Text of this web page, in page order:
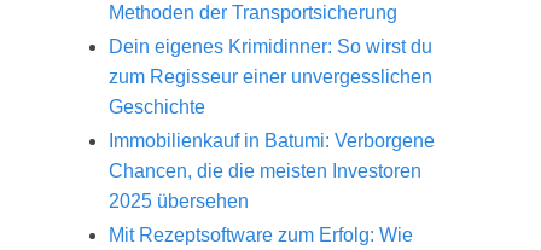
Methoden der Transportsicherung
Dein eigenes Krimidinner: So wirst du
zum Regisseur einer unvergesslichen
Geschichte
Immobilienkauf in Batumi: Verborgene
Chancen, die die meisten Investoren
2025 übersehen
Mit Rezeptsoftware zum Erfolg: Wie